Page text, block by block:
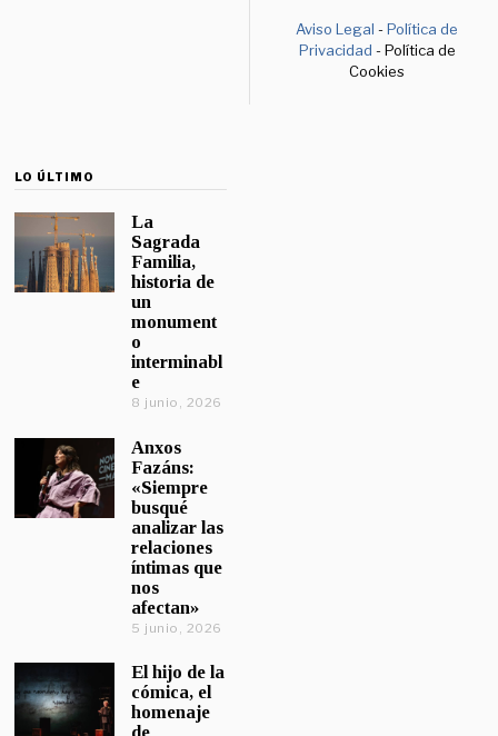
Aviso Legal -Política de
Privacidad - Política de
Cookies
LO ÚLTIMO
La
Sagrada
Familia,
historia de
un
monument
o
interminabl
e
8 junio, 2026
Anxos
Fazáns:
«Siempre
busqué
analizar las
relaciones
íntimas que
nos
afectan»
5 junio, 2026
El hijo de la
cómica, el
homenaje